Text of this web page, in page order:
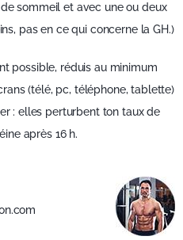
sommeil et avec une ou deux
pas en ce qui concerne la GH.)
possible, réduis au minimum
(télé, pc, téléphone, tablette)
: elles perturbent ton taux de
après 16 h.